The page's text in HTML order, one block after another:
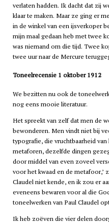
verlaten hadden. Ik dacht dat zij
klaar te maken. Maar ze ging er
in de winkel van een ijsverkoper
mijn maal gedaan heb met twee
was niemand om die tijd. Twee
twee uur naar de Mercure
Toneelrecensie 1 oktober 1912
We bezitten nu ook de
nog eens mooie literatuur.
Het spreekt van zelf dat men de
bewonderen. Men vindt niet bij
typografie, die vruchtbaarheid
metaforen, dezelfde dingen
door middel van even zoveel
voor het kwaad en de metafoor,’
Claudel niet kende, en ik zou er
eveneens bewaren voor al die
toneelwerken van Paul Claudel
Ik heb zoëven die vier delen